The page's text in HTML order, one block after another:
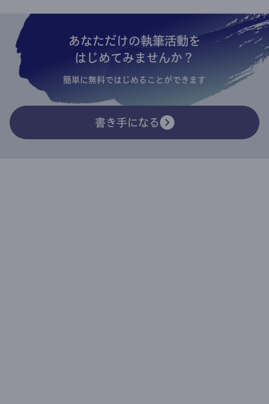
あなただけの執筆活動を
はじめてみませんか？
簡単に無料ではじめることができます
書き手になる